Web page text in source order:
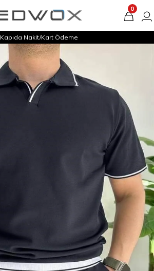
Kapıda Nakit/Kart Ödeme
0